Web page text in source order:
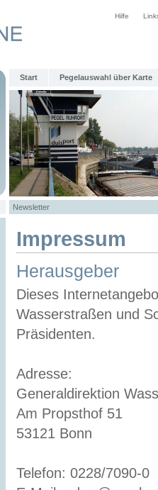
Hilfe
Start Pegelauswahl über Karte
Newsletter
Impressum
Herausgeber
Dieses
Wasserstraßen und
Präsidenten.
Adresse:
Generaldirektion
Am Propsthof 51
53121 Bonn
Telefon: 0228/7090-0